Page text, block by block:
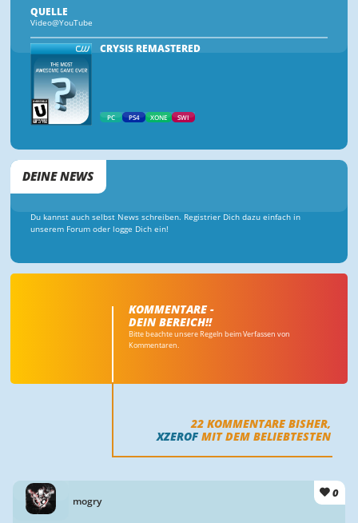
QUELLE
Video@YouTube
CRYSIS REMASTERED
PC PS4 XONE SWI
DEINE NEWS
Du kannst auch selbst News schreiben. Registrier Dich dazu einfach in
unserem Forum oder logge Dich ein!
KOMMENTARE -
DEIN BEREICH!!
Bitte beachte unsere Regeln beim Verfassen von
Kommentaren.
22 KOMMENTARE BISHER,
XZEROF MIT DEM BELIEBTESTEN
mogry
0